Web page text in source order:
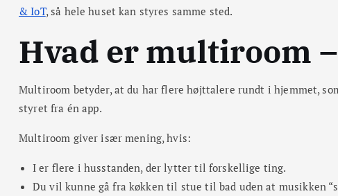
& IoT, så hele huset kan styres samme sted.
Hvad er multiroom
Multiroom betyder, at du har flere højttalere rundt i hjemmet,
styret fra én app.
Multiroom giver især mening, hvis:
I er flere i husstanden, der lytter til forskellige ting.
Du vil kunne gå fra køkken til stue til bad uden at musikken